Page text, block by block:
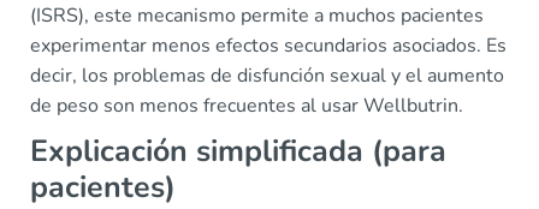
(ISRS), este mecanismo permite a muchos pacientes
experimentar menos efectos secundarios asociados. Es
decir, los problemas de disfunción sexual y el aumento
de peso son menos frecuentes al usar Wellbutrin.
Explicación simplificada (para
pacientes)